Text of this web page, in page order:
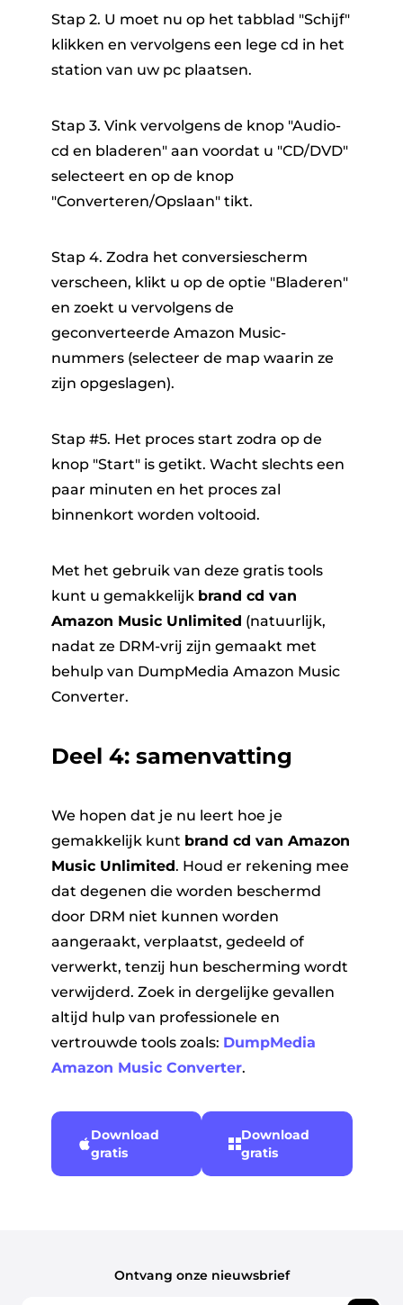
Stap 2. U moet nu op het tabblad "Schijf"
klikken en vervolgens een lege cd in het
station van uw pc plaatsen.
Stap 3. Vink vervolgens de knop "Audio-
cd en bladeren" aan voordat u "CD/DVD"
selecteert en op de knop
"Converteren/Opslaan" tikt.
Stap 4. Zodra het conversiescherm
verscheen, klikt u op de optie "Bladeren"
en zoekt u vervolgens de
geconverteerde Amazon Music-
nummers (selecteer de map waarin ze
zijn opgeslagen).
Stap #5. Het proces start zodra op de
knop "Start" is getikt. Wacht slechts een
paar minuten en het proces zal
binnenkort worden voltooid.
Met het gebruik van deze gratis tools
kunt u gemakkelijk brand cd van
Amazon Music Unlimited (natuurlijk,
nadat ze DRM-vrij zijn gemaakt met
behulp van DumpMedia Amazon Music
Converter.
Deel 4: samenvatting
We hopen dat je nu leert hoe je
gemakkelijk kunt brand cd van Amazon
Music Unlimited. Houd er rekening mee
dat degenen die worden beschermd
door DRM niet kunnen worden
aangeraakt, verplaatst, gedeeld of
verwerkt, tenzij hun bescherming wordt
verwijderd. Zoek in dergelijke gevallen
altijd hulp van professionele en
vertrouwde tools zoals: DumpMedia
Amazon Music Converter.
Download
gratis
Download
gratis
Ontvang onze nieuwsbrief